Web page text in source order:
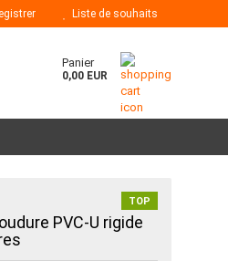
Liste de souhaits
Panier
0,00 EUR
TOP
PVC-U rigide